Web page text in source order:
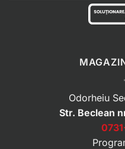
Odorheiu
Str. Beclean